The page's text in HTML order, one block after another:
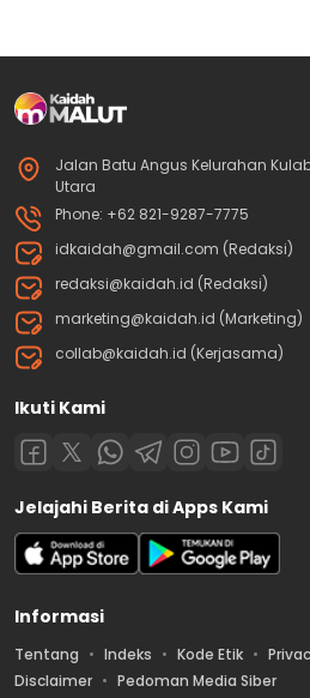
Jalan Batu Angus Kelurahan
Utara
Phone: +62 821-9287-7775
idkaidah@gmail.com (Redaksi)
redaksi@kaidah.id (Redaksi)
marketing@kaidah.id (Marketing)
collab@kaidah.id (Kerjasama)
Ikuti Kami
Jelajahi Berita di Apps Kami
Informasi
Tentang Indeks Kode Etik
Disclaimer
Pedoman Media Siber